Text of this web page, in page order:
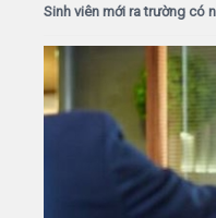
Sinh viên mới ra trường có